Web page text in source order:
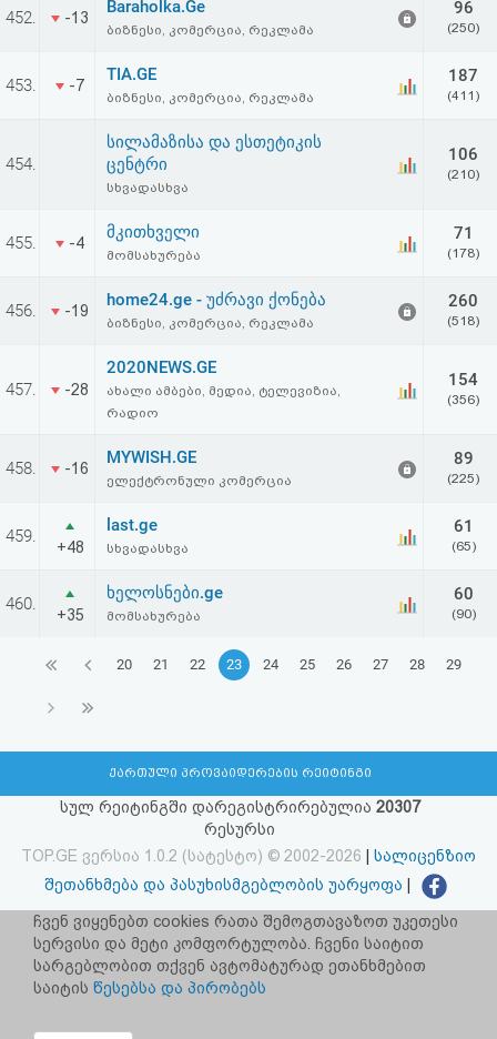
452. -13
Baraholka.Ge
ბიზნესი, კომერცია, რეკლამა
96
(250)
453. -7
TIA.GE
ბიზნესი, კომერცია, რეკლამა
187
(411)
454.
სილამაზისა და ესთეტიკის
ცენტრი
სხვადასხვა
106
(210)
455. -4
მკითხველი
მომსახურება
71
(178)
456. -19
home24.ge - უძრავი ქონება
ბიზნესი, კომერცია, რეკლამა
260
(518)
457. -28
2020NEWS.GE
ახალი ამბები, მედია, ტელევიზია,
რადიო
154
(356)
458. -16
MYWISH.GE
ელექტრონული კომერცია
89
(225)
459.
+48
last.ge
სხვადასხვა
61
(65)
460.
+35
ხელოსნები.ge
მომსახურება
60
(90)
20 21 22 23 24 25 26 27 28 29
ქართული პროვაიდერების რეიტინგი
სულ რეიტინგში დარეგისტრირებულია 20307
რესურსი
TOP.GE ვერსია 1.0.2 (სატესტო) © 2002-2026
სალიცენზიო
შეთანხმება და პასუხისმგებლობის უარყოფა
facebook.com/TOP.GE
იხილეთ TOP.GE - ის ძველი ვერსია ბმულზე
ჩვენ ვიყენებთ cookies რათა შემოგთავაზოთ უკეთესი
სერვისი და მეტი კომფორტულობა. ჩვენი საიტით
სარგებლობით თქვენ ავტომატურად ეთანხმებით
საიტის წესებსა და პირობებს